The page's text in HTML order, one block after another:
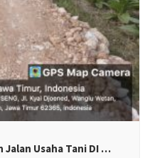
Jalan Usaha Tani DI …